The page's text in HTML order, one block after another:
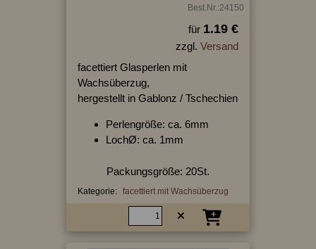
Best.Nr.:24150
für 1.19 €
zzgl. Versand
facettiert Glasperlen mit
Wachsüberzug,
hergestellt in Gablonz / Tschechien
Perlengröße: ca. 6mm
LochØ: ca. 1mm
Packungsgröße: 20St.
Kategorie: facettiert mit Wachsüberzug